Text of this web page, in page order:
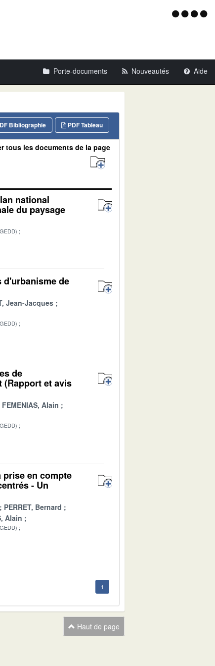
Menu
Porte-documents Nouveautés Aide
PDF Tableau
Bibliographie
tous les documents de la page
national
du paysage
de
Jean-Jacques
de
(Rapport et avis
FEMENIAS, Alain
en compte
- Un
PERRET, Bernard
Alain
1
Haut de page